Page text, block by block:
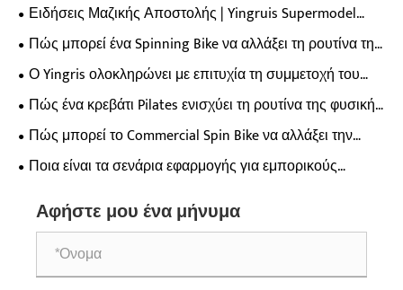
Ειδήσεις Μαζικής Αποστολής | Yingruis Supermodel
Commercial Pilates Reformers εξάγονται στις παγκόσμιες
αγορές
Πώς μπορεί ένα Spinning Bike να αλλάξει τη ρουτίνα της
φυσικής σας κατάστασης;
Ο Yingris ολοκληρώνει με επιτυχία τη συμμετοχή του
στο 2026 Xiamen China Sport Show
Πώς ένα κρεβάτι Pilates ενισχύει τη ρουτίνα της φυσικής
σας κατάστασης;
Πώς μπορεί το Commercial Spin Bike να αλλάξει την
απόδοση του γυμναστηρίου και την εμπειρία των μελών;
Ποια είναι τα σενάρια εφαρμογής για εμπορικούς
Αφήστε μου ένα μήνυμα